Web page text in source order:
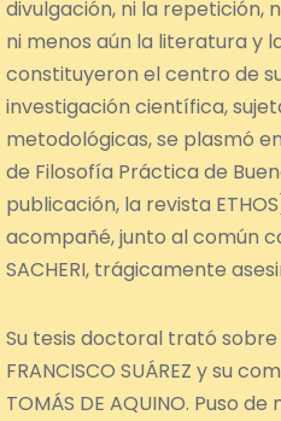
divulgación, ni la repetición,
ni menos aún la literatura y
constituyeron el centro de
investigación científica,
metodológicas, se plasmó
de Filosofía Práctica de
publicación, la revista
acompañé, junto al común
SACHERI, trágicamente
Su tesis doctoral trató
FRANCISCO SUÁREZ y su
TOMÁS DE AQUINO. Puso